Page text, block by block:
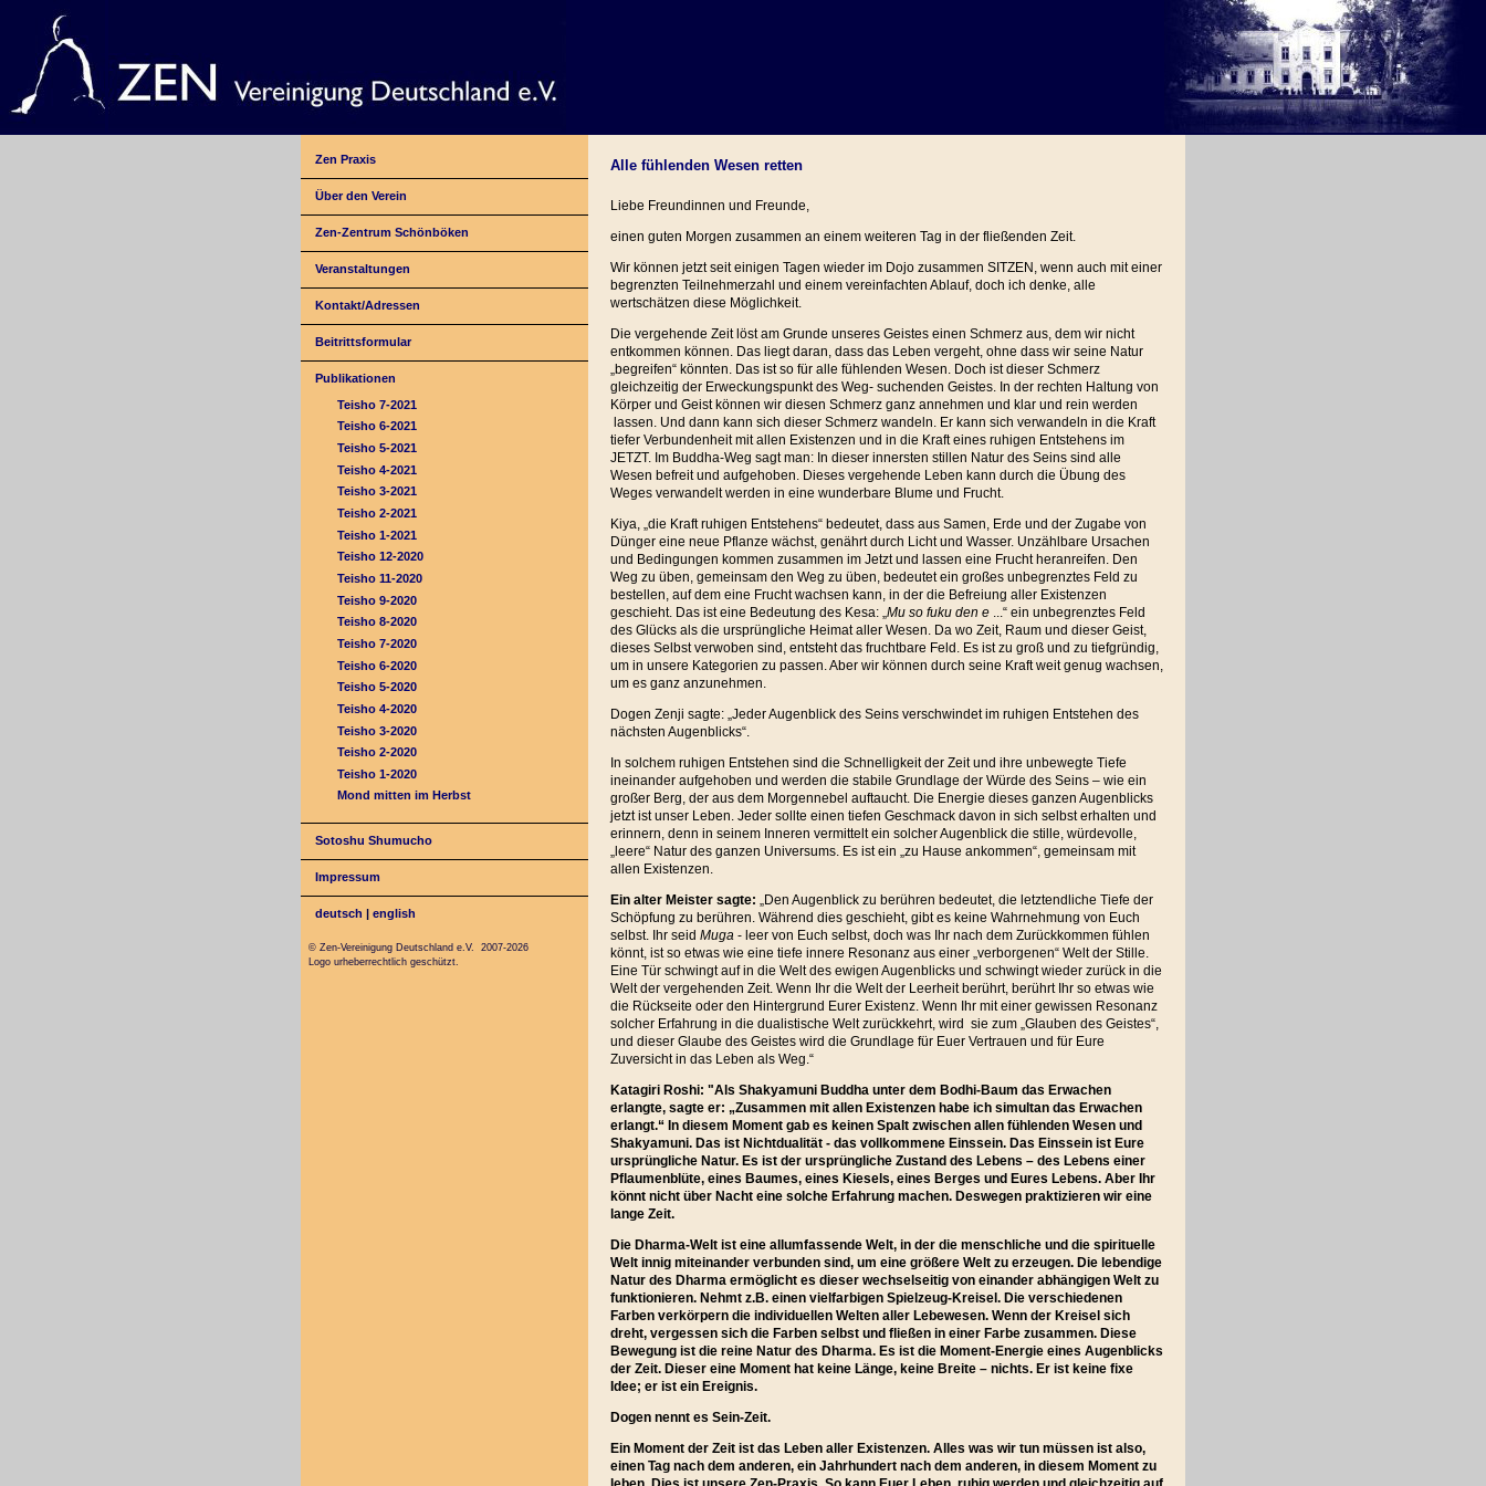
Zen Praxis
Über den Verein
Zen-Zentrum Schönböken
Veranstaltungen
Kontakt/Adressen
Beitrittsformular
Publikationen
Teisho 7-2021
Teisho 6-2021
Teisho 5-2021
Teisho 4-2021
Teisho 3-2021
Teisho 2-2021
Teisho 1-2021
Teisho 12-2020
Teisho 11-2020
Teisho 9-2020
Teisho 8-2020
Teisho 7-2020
Teisho 6-2020
Teisho 5-2020
Teisho 4-2020
Teisho 3-2020
Teisho 2-2020
Teisho 1-2020
Mond mitten im Herbst
Sotoshu Shumucho
Impressum
deutsch |english
Alle fühlenden Wesen retten
Liebe Freundinnen und Freunde,
einen guten Morgen zusammen an einem weiteren Tag in der fließenden Zeit.
Wir können jetzt seit einigen Tagen wieder im Dojo zusammen SITZEN, wenn auch mit einer
begrenzten Teilnehmerzahl und einem vereinfachten Ablauf, doch ich denke, alle
wertschätzen diese Möglichkeit.
Die vergehende Zeit löst am Grunde unseres Geistes einen Schmerz aus, dem wir nicht
entkommen können. Das liegt daran, dass das Leben vergeht, ohne dass wir seine Natur
„begreifen“ könnten. Das ist so für alle fühlenden Wesen. Doch ist dieser Schmerz
gleichzeitig der Erweckungspunkt des Weg- suchenden Geistes. In der rechten Haltung von
Körper und Geist können wir diesen Schmerz ganz annehmen und klar und rein werden
lassen. Und dann kann sich dieser Schmerz wandeln. Er kann sich verwandeln in die Kraft
tiefer Verbundenheit mit allen Existenzen und in die Kraft eines ruhigen Entstehens im
JETZT. Im Buddha-Weg sagt man: In dieser innersten stillen Natur des Seins sind alle
Wesen befreit und aufgehoben. Dieses vergehende Leben kann durch die Übung des
Weges verwandelt werden in eine wunderbare Blume und Frucht.
Kiya, „die Kraft ruhigen Entstehens“ bedeutet, dass aus Samen, Erde und der Zugabe von
Dünger eine neue Pflanze wächst, genährt durch Licht und Wasser. Unzählbare Ursachen
und Bedingungen kommen zusammen im Jetzt und lassen eine Frucht heranreifen. Den
Weg zu üben, gemeinsam den Weg zu üben, bedeutet ein großes unbegrenztes Feld zu
bestellen, auf dem eine Frucht wachsen kann, in der die Befreiung aller Existenzen
geschieht. Das ist eine Bedeutung des Kesa: „Mu so fuku den e ...“ ein unbegrenztes Feld
des Glücks als die ursprüngliche Heimat aller Wesen. Da wo Zeit, Raum und dieser Geist,
dieses Selbst verwoben sind, entsteht das fruchtbare Feld. Es ist zu groß und zu tiefgründig,
um in unsere Kategorien zu passen. Aber wir können durch seine Kraft weit genug wachsen,
um es ganz anzunehmen.
Dogen Zenji sagte: „Jeder Augenblick des Seins verschwindet im ruhigen Entstehen des
nächsten Augenblicks“.
In solchem ruhigen Entstehen sind die Schnelligkeit der Zeit und ihre unbewegte Tiefe
ineinander aufgehoben und werden die stabile Grundlage der Würde des Seins – wie ein
großer Berg, der aus dem Morgennebel auftaucht. Die Energie dieses ganzen Augenblicks
jetzt ist unser Leben. Jeder sollte einen tiefen Geschmack davon in sich selbst erhalten und
erinnern, denn in seinem Inneren vermittelt ein solcher Augenblick die stille, würdevolle,
„leere“ Natur des ganzen Universums. Es ist ein „zu Hause ankommen“, gemeinsam mit
allen Existenzen.
Ein alter Meister sagte: „Den Augenblick zu berühren bedeutet, die letztendliche Tiefe der
Schöpfung zu berühren. Während dies geschieht, gibt es keine Wahrnehmung von Euch
selbst. Ihr seid Muga - leer von Euch selbst, doch was Ihr nach dem Zurückkommen fühlen
könnt, ist so etwas wie eine tiefe innere Resonanz aus einer „verborgenen“ Welt der Stille.
Eine Tür schwingt auf in die Welt des ewigen Augenblicks und schwingt wieder zurück in die
Welt der vergehenden Zeit. Wenn Ihr die Welt der Leerheit berührt, berührt Ihr so etwas wie
die Rückseite oder den Hintergrund Eurer Existenz. Wenn Ihr mit einer gewissen Resonanz
solcher Erfahrung in die dualistische Welt zurückkehrt, wird sie zum „Glauben des Geistes“,
und dieser Glaube des Geistes wird die Grundlage für Euer Vertrauen und für Eure
Zuversicht in das Leben als Weg.“
Katagiri Roshi: "Als Shakyamuni Buddha unter dem Bodhi-Baum das Erwachen
erlangte, sagte er: „Zusammen mit allen Existenzen habe ich simultan das Erwachen
erlangt.“ In diesem Moment gab es keinen Spalt zwischen allen fühlenden Wesen und
Shakyamuni. Das ist Nichtdualität - das vollkommene Einssein. Das Einssein ist Eure
ursprüngliche Natur. Es ist der ursprüngliche Zustand des Lebens – des Lebens einer
Pflaumenblüte, eines Baumes, eines Kiesels, eines Berges und Eures Lebens. Aber Ihr
könnt nicht über Nacht eine solche Erfahrung machen. Deswegen praktizieren wir eine
lange Zeit.
Die Dharma-Welt ist eine allumfassende Welt, in der die menschliche und die spirituelle
Welt innig miteinander verbunden sind, um eine größere Welt zu erzeugen. Die lebendige
Natur des Dharma ermöglicht es dieser wechselseitig von einander abhängigen Welt zu
funktionieren. Nehmt z.B. einen vielfarbigen Spielzeug-Kreisel. Die verschiedenen
Farben verkörpern die individuellen Welten aller Lebewesen. Wenn der Kreisel sich
dreht, vergessen sich die Farben selbst und fließen in einer Farbe zusammen. Diese
Bewegung ist die reine Natur des Dharma. Es ist die Moment-Energie eines Augenblicks
der Zeit. Dieser eine Moment hat keine Länge, keine Breite – nichts. Er ist keine fixe
Idee; er ist ein Ereignis.
Dogen nennt es Sein-Zeit.
Ein Moment der Zeit ist das Leben aller Existenzen. Alles was wir tun müssen ist also,
einen Tag nach dem anderen, ein Jahrhundert nach dem anderen, in diesem Moment zu
© Zen-Vereinigung Deutschland e.V. 2007-2026
Logo urheberrechtlich geschützt.